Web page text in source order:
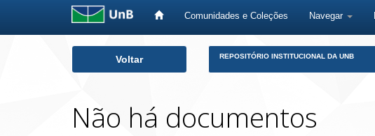
Comunidades e Coleções Navegar
Voltar REPOSITÓRIO INSTITUCIONAL DA UNB
Não há documentos